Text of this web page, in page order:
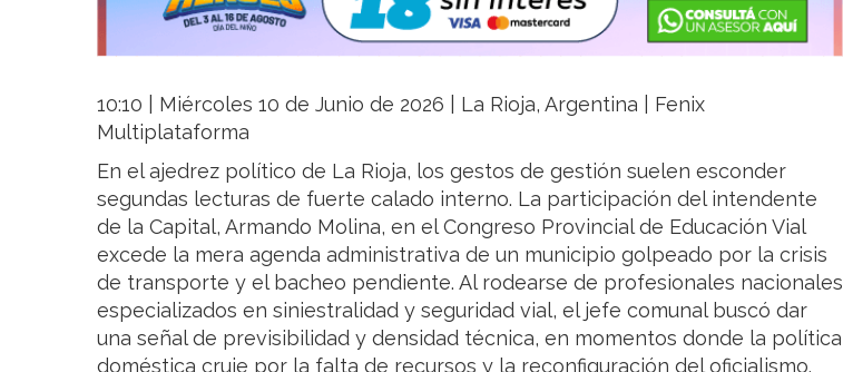
10:10 | Miércoles 10 de Junio de 2026 | La Rioja, Argentina | Fenix
Multiplataforma
En el ajedrez político de La Rioja, los gestos de gestión suelen esconder
segundas lecturas de fuerte calado interno. La participación del intendente
de la Capital, Armando Molina, en el Congreso Provincial de Educación Vial
excede la mera agenda administrativa de un municipio golpeado por la crisis
de transporte y el bacheo pendiente. Al rodearse de profesionales nacionales
especializados en siniestralidad y seguridad vial, el jefe comunal buscó dar
una señal de previsibilidad y densidad técnica, en momentos donde la política
doméstica cruje por la falta de recursos y la reconfiguración del oficialismo.